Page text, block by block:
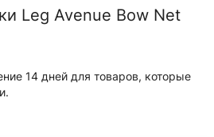
Leg Avenue Bow Net
14 дней для товаров, которые